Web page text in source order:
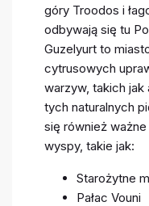
góry Troodos i
odbywają się tu
Guzelyurt to
cytrusowych
warzyw, takich jak
tych naturalnych
się również ważne
wyspy, takie jak:
Starożytne
Pałac Vouni